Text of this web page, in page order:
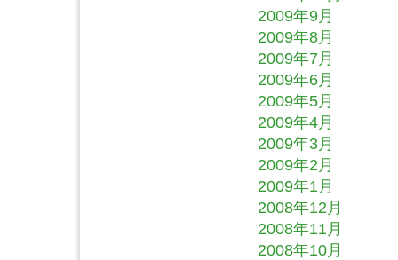
2009年9月
2009年8月
2009年7月
2009年6月
2009年5月
2009年4月
2009年3月
2009年2月
2009年1月
2008年12月
2008年11月
2008年10月